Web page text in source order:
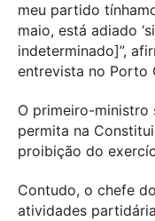
meu partido
maio, está adiado
indeterminado]”,
entrevista no Porto
O primeiro-ministro
permita na
proibição do
Contudo, o chefe
atividades